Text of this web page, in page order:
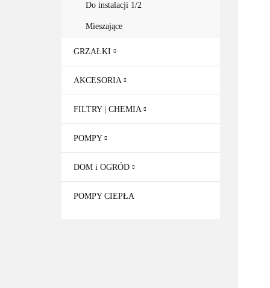
Do instalacji 1/2
Mieszające
GRZAŁKI
AKCESORIA
FILTRY | CHEMIA
POMPY
DOM i OGRÓD
POMPY CIEPŁA